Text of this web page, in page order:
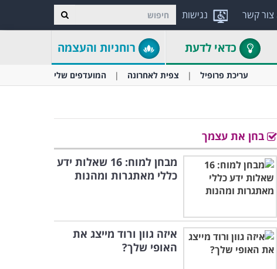
נגישות צור קשר
כדאי לדעת רוחניות והעצמה
עריכת פרופיל צפית לאחרונה המועדפים שלי
בחן את עצמך
מבחן למוח: 16 שאלות ידע
כללי מאתגרות ומהנות
איזה גוון ורוד מייצג את
האופי שלך?